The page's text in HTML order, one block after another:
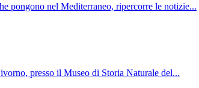
pongono nel Mediterraneo, ripercorre le notizie...
presso il Museo di Storia Naturale del...